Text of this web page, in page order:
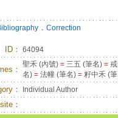
． Correction
ID ： 64094
：
聖禾 (內號) = 三五 (筆名) =
名) = 法幢 (筆名) = 籽中禾 (
： Individual Author
：